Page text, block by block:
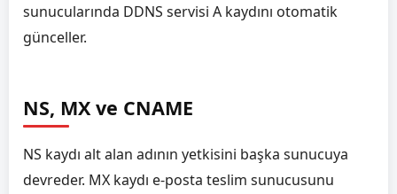
sunucularında DDNS servisi A kaydını otomatik
günceller.
NS, MX ve CNAME
NS kaydı alt alan adının yetkisini başka sunucuya
devreder. MX kaydı e-posta teslim sunucusunu